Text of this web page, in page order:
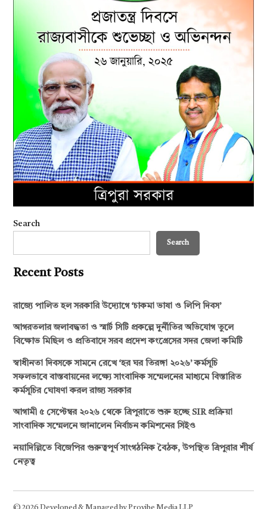
Search
Search
Recent Posts
রাজ্যে পালিত হল সরকারি উদ্যোগে ‘চাকমা ভাষা ও লিপি দিবস’
আগরতলার জলাবদ্ধতা ও স্মার্ট সিটি প্রকল্পে দুর্নীতির অভিযোগ তুলে
বিক্ষোভ মিছিল ও প্রতিবাদে সরব প্রদেশ কংগ্রেসের সদর জেলা কমিটি
স্বাধীনতা দিবসকে সামনে রেখে ‘হর ঘর তিরঙ্গা ২০২৬’ কর্মসূচি
সফলভাবে বাস্তবায়নের লক্ষ্যে সাংবাদিক সম্মেলনের মাধ্যমে বিস্তারিত
কর্মসূচির ঘোষণা করল রাজ্য সরকার
আগামী ৫ সেপ্টেম্বর ২০২৬ থেকে ত্রিপুরাতে শুরু হচ্ছে SIR প্রক্রিয়া
সাংবাদিক সম্মেলনে জানালেন নির্বাচন কমিশনের সিইও
নয়াদিল্লিতে বিজেপির গুরুত্বপূর্ণ সাংগঠনিক বৈঠক, উপস্থিত ত্রিপুরার শীর্ষ
নেতৃত্ব